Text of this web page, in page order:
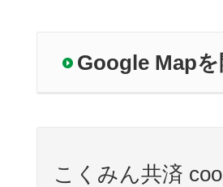
Google Mapを
こくみん共済